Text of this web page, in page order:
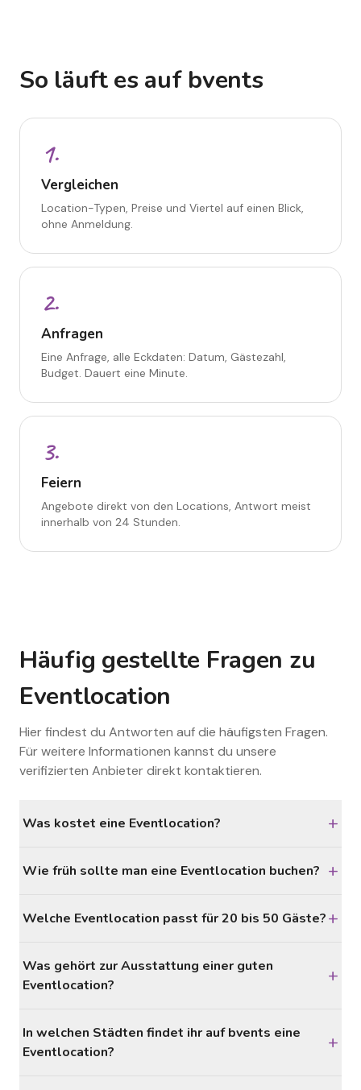
So läuft es auf bvents
1.
Vergleichen
Location-Typen, Preise und Viertel auf einen Blick,
ohne Anmeldung.
2.
Anfragen
Eine Anfrage, alle Eckdaten: Datum, Gästezahl,
Budget. Dauert eine Minute.
3.
Feiern
Angebote direkt von den Locations, Antwort meist
innerhalb von 24 Stunden.
Häufig gestellte Fragen zu
Eventlocation
Hier findest du Antworten auf die häufigsten Fragen.
Für weitere Informationen kannst du unsere
verifizierten Anbieter direkt kontaktieren.
Was kostet eine Eventlocation? +
Wie früh sollte man eine Eventlocation buchen? +
Welche Eventlocation passt für 20 bis 50 Gäste?+
Was gehört zur Ausstattung einer guten
Eventlocation?
+
In welchen Städten findet ihr auf bvents eine
Eventlocation?
+